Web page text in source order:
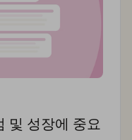
및 성장에 중요